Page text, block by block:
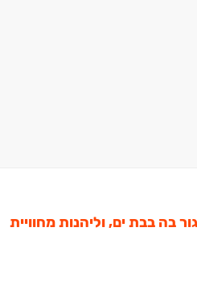
בה בבת ים, וליהנות מחוויית